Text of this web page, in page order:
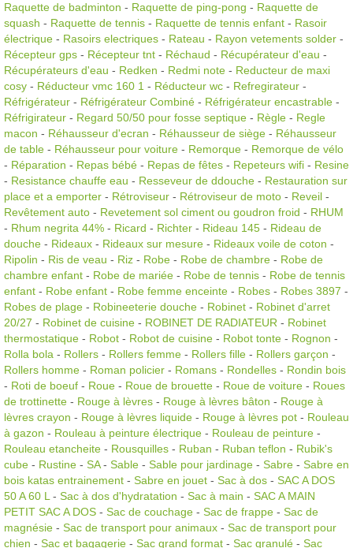
Raquette de badminton - Raquette de ping-pong - Raquette de
squash - Raquette de tennis - Raquette de tennis enfant - Rasoir
électrique - Rasoirs electriques - Rateau - Rayon vetements solder -
Récepteur gps - Récepteur tnt - Réchaud - Récupérateur d'eau -
Récupérateurs d'eau - Redken - Redmi note - Reducteur de maxi
cosy - Réducteur vmc 160 1 - Réducteur wc - Refregirateur -
Réfrigérateur - Réfrigérateur Combiné - Réfrigérateur encastrable -
Réfrigirateur - Regard 50/50 pour fosse septique - Règle - Regle
macon - Réhausseur d'ecran - Réhausseur de siège - Réhausseur
de table - Réhausseur pour voiture - Remorque - Remorque de vélo
- Réparation - Repas bébé - Repas de fêtes - Repeteurs wifi - Resine
- Resistance chauffe eau - Resseveur de ddouche - Restauration sur
place et a emporter - Rétroviseur - Rétroviseur de moto - Reveil -
Revêtement auto - Revetement sol ciment ou goudron froid - RHUM
- Rhum negrita 44% - Ricard - Richter - Rideau 145 - Rideau de
douche - Rideaux - Rideaux sur mesure - Rideaux voile de coton -
Ripolin - Ris de veau - Riz - Robe - Robe de chambre - Robe de
chambre enfant - Robe de mariée - Robe de tennis - Robe de tennis
enfant - Robe enfant - Robe femme enceinte - Robes - Robes 3897 -
Robes de plage - Robineeterie douche - Robinet - Robinet d'arret
20/27 - Robinet de cuisine - ROBINET DE RADIATEUR - Robinet
thermostatique - Robot - Robot de cuisine - Robot tonte - Rognon -
Rolla bola - Rollers - Rollers femme - Rollers fille - Rollers garçon -
Rollers homme - Roman policier - Romans - Rondelles - Rondin bois
- Roti de boeuf - Roue - Roue de brouette - Roue de voiture - Roues
de trottinette - Rouge à lèvres - Rouge à lèvres bâton - Rouge à
lèvres crayon - Rouge à lèvres liquide - Rouge à lèvres pot - Rouleau
à gazon - Rouleau à peinture électrique - Rouleau de peinture -
Rouleau etancheite - Rousquilles - Ruban - Ruban teflon - Rubik's
cube - Rustine - SA- Sable - Sable pour jardinage - Sabre - Sabre en
bois katas entrainement - Sabre en jouet - Sac à dos - SAC A DOS
50 A 60 L - Sac à dos d'hydratation - Sac à main - SAC A MAIN
PETIT SAC A DOS - Sac de couchage - Sac de frappe - Sac de
magnésie - Sac de transport pour animaux - Sac de transport pour
chien - Sac et bagagerie - Sac grand format - Sac granulé - Sac